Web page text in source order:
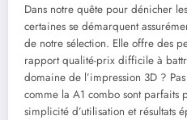
Dans notre quête pour dénicher
certaines se démarquent
de notre sélection. Elle offre des
rapport qualité-prix difficile à
domaine de l’impression 3D ?
comme la A1 combo sont parfaits
simplicité d’utilisation et résultats